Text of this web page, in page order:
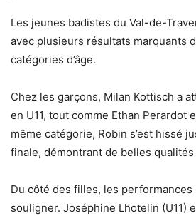
Les jeunes badistes du Val-de-
avec plusieurs résultats marquants
catégories d’âge.
Chez les garçons, Milan Kottisch a
en U11, tout comme Ethan Perardot
même catégorie, Robin s’est hissé
finale, démontrant de belles qualités
Du côté des filles, les performances
souligner. Joséphine Lhotelin (U11)